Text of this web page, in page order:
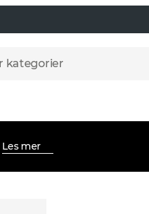
kategorier
Les mer